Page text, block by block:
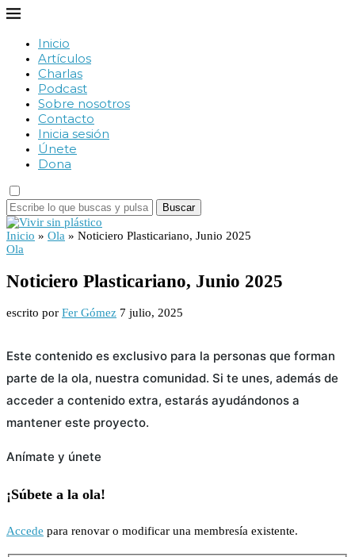
Inicio
Artículos
Charlas
Podcast
Sobre nosotros
Contacto
Inicia sesión
Únete
Dona
Buscar
Inicio » Ola » Noticiero Plasticariano, Junio 2025
Ola
Noticiero Plasticariano, Junio 2025
escrito por Fer Gómez 7 julio, 2025
Este contenido es exclusivo para la personas que forman
parte de la ola, nuestra comunidad. Si te unes, además de
acceder a contenido extra, estarás ayudándonos a
mantener este proyecto.
Anímate y únete
¡Súbete a la ola!
Accede para renovar o modificar una membresía existente.